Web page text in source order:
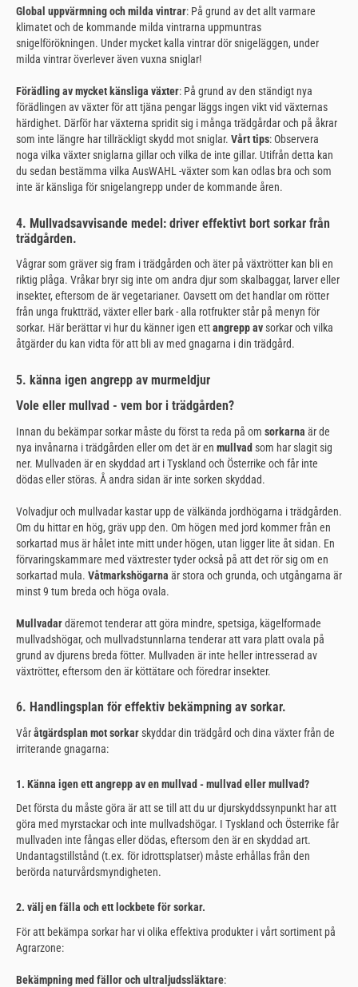
Global uppvärmning och milda vintrar: På grund av det allt varmare
klimatet och de kommande milda vintrarna uppmuntras
snigelförökningen. Under mycket kalla vintrar dör snigeläggen, under
milda vintrar överlever även vuxna sniglar!
Förädling av mycket känsliga växter: På grund av den ständigt nya
förädlingen av växter för att tjäna pengar läggs ingen vikt vid växternas
härdighet. Därför har växterna spridit sig i många trädgårdar och på åkrar
som inte längre har tillräckligt skydd mot sniglar. Vårt tips: Observera
noga vilka växter sniglarna gillar och vilka de inte gillar. Utifrån detta kan
du sedan bestämma vilka AusWAHL -växter som kan odlas bra och som
inte är känsliga för snigelangrepp under de kommande åren.
4. Mullvadsavvisande medel: driver effektivt bort sorkar från
trädgården.
Vågrar som gräver sig fram i trädgården och äter på växtrötter kan bli en
riktig plåga. Vråkar bryr sig inte om andra djur som skalbaggar, larver eller
insekter, eftersom de är vegetarianer. Oavsett om det handlar om rötter
från unga fruktträd, växter eller bark - alla rotfrukter står på menyn för
sorkar. Här berättar vi hur du känner igen ettangrepp avsorkar och vilka
åtgärder du kan vidta för att bli av med gnagarna i din trädgård.
5. känna igen angrepp av murmeldjur
Vole eller mullvad - vem bor i trädgården?
Innan du bekämpar sorkar måste du först ta reda på om sorkarna är de
nya invånarna i trädgården eller om det är en mullvadsom har slagit sig
ner. Mullvaden är en skyddad art i Tyskland och Österrike och får inte
dödas eller störas. Å andra sidan är inte sorken skyddad.
Volvadjur och mullvadar kastar upp de välkända jordhögarna i trädgården.
Om du hittar en hög, gräv upp den. Om högen med jord kommer från en
sorkartad mus är hålet inte mitt under högen, utan ligger lite åt sidan. En
förvaringskammare med växtrester tyder också på att det rör sig om en
sorkartad mula. Våtmarkshögarna är stora och grunda, och utgångarna är
minst 9 tum breda och höga ovala.
Mullvadardäremot tenderar att göra mindre, spetsiga, kägelformade
mullvadshögar, och mullvadstunnlarna tenderar att vara platt ovala på
grund av djurens breda fötter. Mullvaden är inte heller intresserad av
växtrötter, eftersom den är köttätare och föredrar insekter.
6. Handlingsplan för effektiv bekämpning av sorkar.
Våråtgärdsplan mot sorkarskyddar din trädgård och dina växter från de
irriterande gnagarna:
1. Känna igen ett angrepp av en mullvad - mullvad eller mullvad?
Det första du måste göra är att se till att du ur djurskyddssynpunkt har att
göra med myrstackar och inte mullvadshögar. I Tyskland och Österrike får
mullvaden inte fångas eller dödas, eftersom den är en skyddad art.
Undantagstillstånd (t.ex. för idrottsplatser) måste erhållas från den
berörda naturvårdsmyndigheten.
2. välj en fälla och ett lockbete för sorkar.
För att bekämpa sorkar har vi olika effektiva produkter i vårt sortiment på
Agrarzone:
Bekämpning med fällor och ultraljudssläktare: